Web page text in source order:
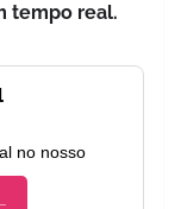
tempo real.
no nosso